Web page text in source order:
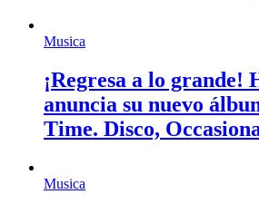
Musica
¡Regresa a lo grande!
anuncia su nuevo
Time. Disco,
Musica